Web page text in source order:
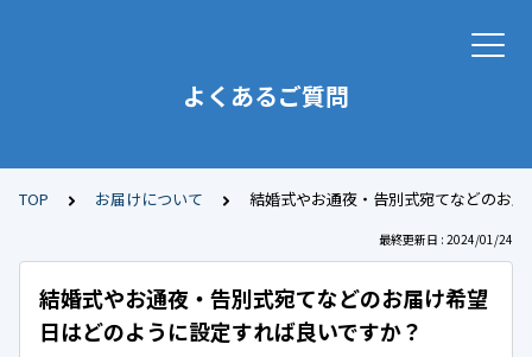
よくあるご質問
TOP お届けについて 結婚式やお通夜・告別式宛てなどのお
最終更新日 : 2024/01/24
結婚式やお通夜・告別式宛てなどのお届け希望
日はどのように設定すれば良いですか？